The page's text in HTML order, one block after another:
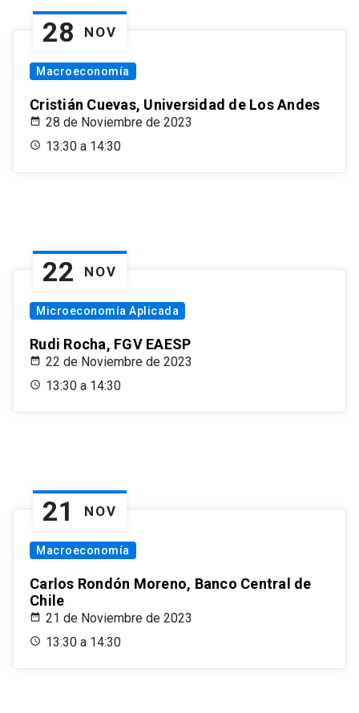
28 NOV
Macroeconomía
Cristián Cuevas, Universidad de Los Andes
28 de Noviembre de 2023
13:30 a 14:30
22 NOV
Microeconomía Aplicada
Rudi Rocha, FGV EAESP
22 de Noviembre de 2023
13:30 a 14:30
21 NOV
Macroeconomía
Carlos Rondón Moreno, Banco Central de
Chile
21 de Noviembre de 2023
13:30 a 14:30